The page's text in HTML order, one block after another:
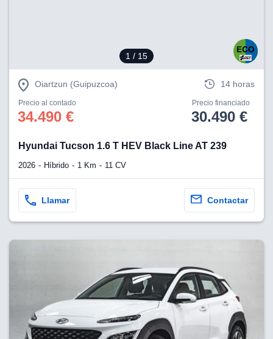
1 / 15
Oiartzun (Guipuzcoa) 14 horas
Precio al contado
34.490 €
Precio financiado
30.490 €
Hyundai Tucson 1.6 T HEV Black Line AT 239
2026 Híbrido 1 Km 11 CV
Llamar Contactar